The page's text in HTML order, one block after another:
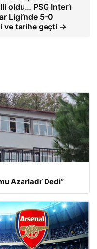
oldu… PSG Inter’ı
Ligi’nde 5-0
ve tarihe geçti →
Azarladı’ Dedi”